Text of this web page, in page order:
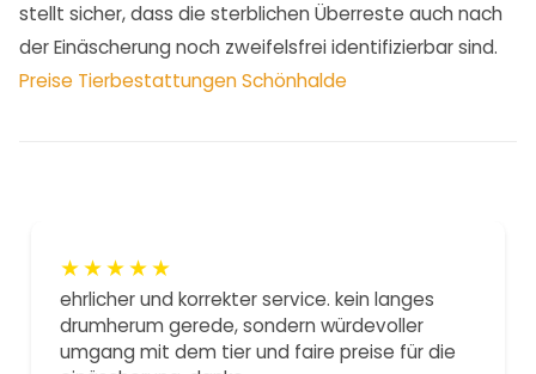
stellt sicher, dass die sterblichen Überreste auch nach
der Einäscherung noch zweifelsfrei identifizierbar sind.
Preise Tierbestattungen Schönhalde
★★★★★
ehrlicher und korrekter service. kein langes
drumherum gerede, sondern würdevoller
umgang mit dem tier und faire preise für die